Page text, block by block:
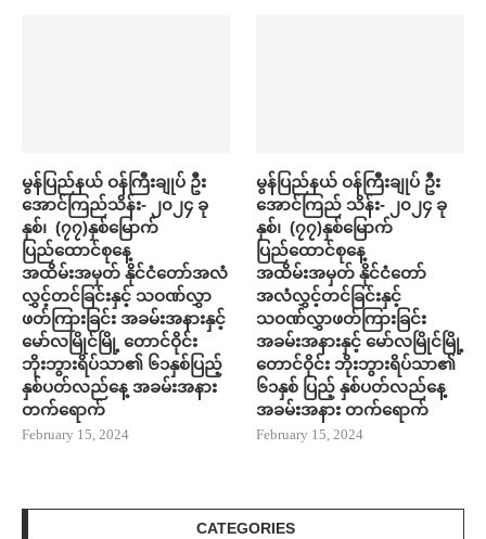
မွန်ပြည်နယ် ဝန်ကြီးချုပ် ဦး
အောင်ကြည်သိန်း- ၂၀၂၄ ခု
နှစ်၊ (၇၇)နှစ်မြောက်
ပြည်ထောင်စုနေ့
အထိမ်းအမှတ် နိုင်ငံတော်အလံ
လွှင့်တင်ခြင်းနှင့် သဝဏ်လွှာ
ဖတ်ကြားခြင်း အခမ်းအနားနှင့်
မော်လမြိုင်မြို့ တောင်ဝိုင်း
ဘိုးဘွားရိပ်သာ၏ ၆၁နှစ်ပြည့်
နှစ်ပတ်လည်နေ့ အခမ်းအနား
တက်ရောက်
February 15, 2024
မွန်ပြည်နယ် ဝန်ကြီးချုပ် ဦး
အောင်ကြည် သိန်း- ၂၀၂၄ ခု
နှစ်၊ (၇၇)နှစ်မြောက်
ပြည်ထောင်စုနေ့
အထိမ်းအမှတ် နိုင်ငံတော်
အလံလွှင့်တင်ခြင်းနှင့်
သဝဏ်လွှာဖတ်ကြားခြင်း
အခမ်းအနားနှင့် မော်လမြိုင်မြို့
တောင်ဝိုင်း ဘိုးဘွားရိပ်သာ၏
၆၁နှစ် ပြည့် နှစ်ပတ်လည်နေ့
အခမ်းအနား တက်ရောက်
February 15, 2024
CATEGORIES